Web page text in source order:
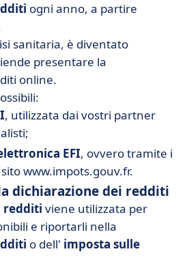
ogni anno, a partire
sanitaria, è diventato
presentare la
online.
, utilizzata dai vostri partner
EFI, ovvero tramite i
www.impots.gouv.fr.
dichiarazione dei redditi
redditi viene utilizzata per
e riportarli nella
o dell' imposta sulle